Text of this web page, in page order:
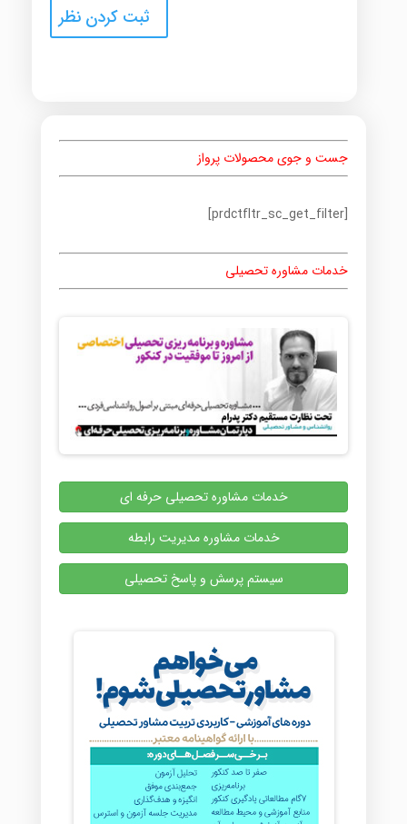
جست و جوی محصولات پرواز
[prdctfltr_sc_get_filter]
خدمات مشاوره تحصیلی
خدمات مشاوره تحصیلی حرفه ای
خدمات مشاوره مدیریت رابطه
سیستم پرسش و پاسخ تحصیلی